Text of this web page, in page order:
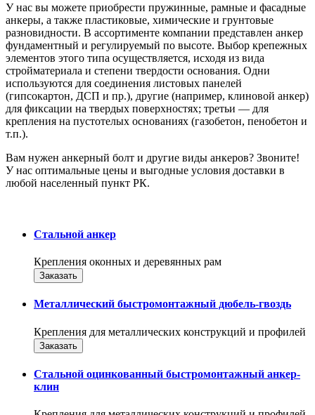
У нас вы можете приобрести пружинные, рамные и фасадные
анкеры, а также пластиковые, химические и грунтовые
разновидности. В ассортименте компании представлен анкер
фундаментный и регулируемый по высоте. Выбор крепежных
элементов этого типа осуществляется, исходя из вида
стройматериала и степени твердости основания. Одни
используются для соединения листовых панелей
(гипсокартон, ДСП и пр.), другие (например, клиновой анкер)
для фиксации на твердых поверхностях; третьи — для
крепления на пустотелых основаниях (газобетон, пенобетон и
т.п.).
Вам нужен анкерный болт и другие виды анкеров? Звоните!
У нас оптимальные цены и выгодные условия доставки в
любой населенный пункт РК.
Стальной анкер
Крепления оконных и деревянных рам
Заказать
Металлический быстромонтажный дюбель-гвоздь
Крепления для металлических конструкций и профилей
Заказать
Стальной оцинкованный быстромонтажный анкер-
клин